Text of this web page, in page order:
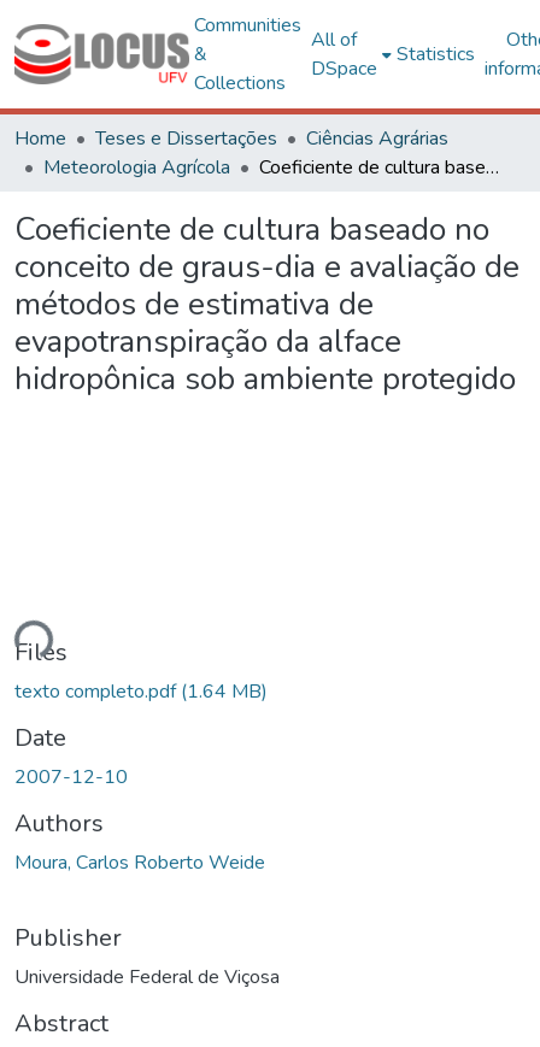
Communities
&
Collections
All of
DSpace
Statistics
Home Teses e Dissertações
Ciências Agrárias
Meteorologia Agrícola
Coeficiente de cultura baseado no conceito de graus-dia e avaliação de métodos de estimativa de evapotranspiração da alface hidropônica sob ambiente protegido
Coeficiente de cultura baseado no
conceito de graus-dia e avaliação de
métodos de estimativa de
evapotranspiração da alface
hidropônica sob ambiente protegido
Loading...
Files
texto completo.pdf(1.64 MB)
Date
2007-12-10
Authors
Moura, Carlos Roberto Weide
Publisher
Universidade Federal de Viçosa
Abstract